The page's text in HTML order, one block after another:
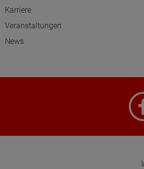
Karriere
Veranstaltungen
News